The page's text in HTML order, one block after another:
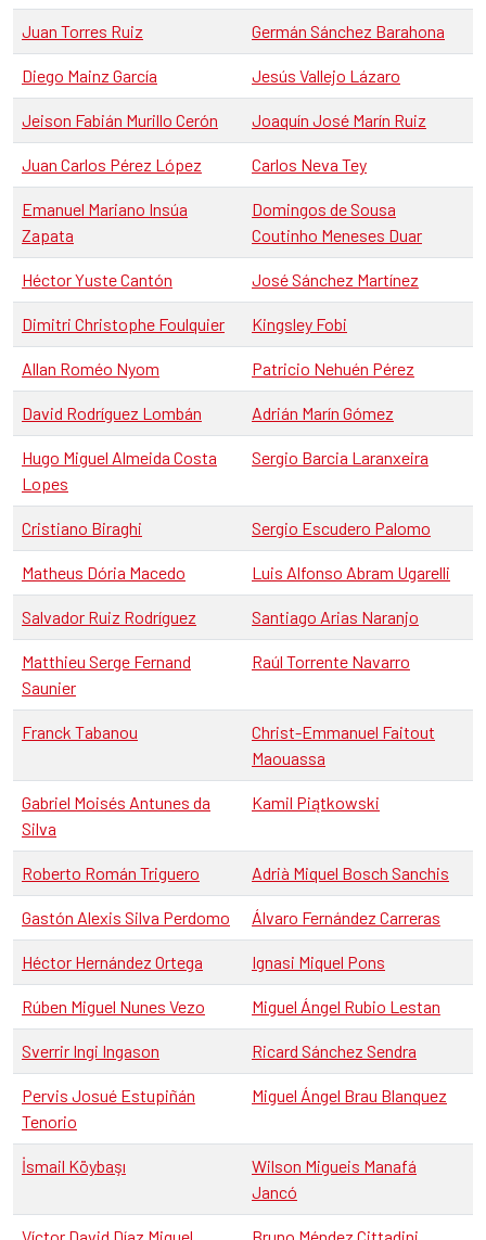
Juan Torres Ruiz Germán Sánchez Barahona
Diego Mainz García Jesús Vallejo Lázaro
Jeison Fabián Murillo Cerón Joaquín José Marín Ruiz
Juan Carlos Pérez López Carlos Neva Tey
Emanuel Mariano Insúa
Zapata
Domingos de Sousa
Coutinho Meneses Duar
Héctor Yuste Cantón José Sánchez Martínez
Dimitri Christophe Foulquier Kingsley Fobi
Allan Roméo Nyom Patricio Nehuén Pérez
David Rodríguez Lombán Adrián Marín Gómez
Hugo Miguel Almeida Costa
Lopes
Sergio Barcia Laranxeira
Cristiano Biraghi Sergio Escudero Palomo
Matheus Dória Macedo Luis Alfonso Abram Ugarelli
Salvador Ruiz Rodríguez Santiago Arias Naranjo
Matthieu Serge Fernand
Saunier
Raúl Torrente Navarro
Franck Tabanou
Christ-Emmanuel Faitout
Maouassa
Gabriel Moisés Antunes da
Silva
Kamil Piątkowski
Roberto Román Triguero Adrià Miquel Bosch Sanchis
Gastón Alexis Silva Perdomo Álvaro Fernández Carreras
Héctor Hernández Ortega Ignasi Miquel Pons
Rúben Miguel Nunes Vezo Miguel Ángel Rubio Lestan
Sverrir Ingi Ingason Ricard Sánchez Sendra
Pervis Josué Estupiñán
Tenorio
Miguel Ángel Brau Blanquez
İsmail Köybaşı
Wilson Migueis Manafá
Jancó